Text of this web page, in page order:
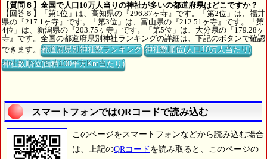
【質問６】全国で人口10万人当りの神社が多いの都道府県はどこですか？
【回答６】「第1位」は、高知県の『296.87ヶ寺』です。「第2位」は、福井
県の『217.1ヶ寺』です。「第3位」は、富山県の『212.51ヶ寺』です。「第
4位」は、新潟県の『203.75ヶ寺』です。「第5位」は、大分県の『179.28ヶ
寺』です。全国の都道府県別神社ランキングの詳細は、下記のボタンで確認
できます。都道府県別神社数ランキング 神社数順位(人口10万人当たり)
神社数順位(面積100平方Km当たり)
スマートフォンではQRコードで読み込む
このページをスマートフォンなどから読み込む場合
は、上記のQRコード を読み取ると、このページの